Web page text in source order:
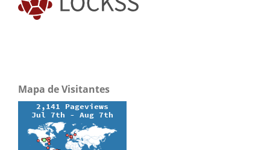
Mapa de Visitantes